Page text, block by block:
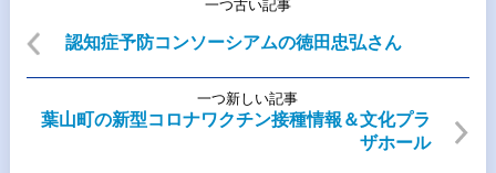
一つ古い記事
認知症予防コンソーシアムの徳田忠弘さん
一つ新しい記事
葉山町の新型コロナワクチン接種情報＆文化プラ
ザホール